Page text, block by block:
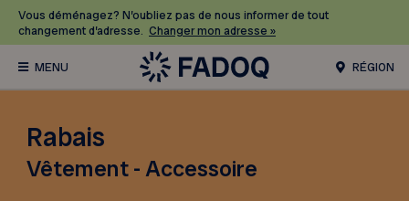
Vous déménagez? N’oubliez pas de nous informer de tout
changement d’adresse. Changer mon adresse »
RÉGION
Rabais
Vêtement - Accessoire